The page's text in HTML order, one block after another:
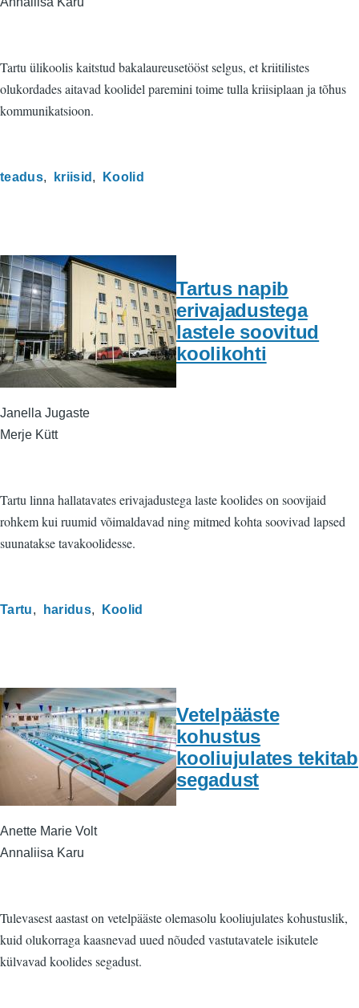
Tartu ülikoolis kaitstud bakalaureusetööst selgus, et kriitilistes
olukordades aitavad koolidel paremini toime tulla kriisiplaan ja tõhus
kommunikatsioon.
teadus kriisid Koolid
Tartus napib
erivajadustega
lastele soovitud
koolikohti
Janella Jugaste
Merje Kütt
Tartu linna hallatavates erivajadustega laste koolides on soovijaid
rohkem kui ruumid võimaldavad ning mitmed kohta soovivad lapsed
suunatakse tavakoolidesse.
Tartu haridus Koolid
Vetelpääste
kohustus
kooliujulates tekitab
segadust
Anette Marie Volt
Annaliisa Karu
Tulevasest aastast on vetelpääste olemasolu kooliujulates kohustuslik,
kuid olukorraga kaasnevad uued nõuded vastutavatele isikutele
külvavad koolides segadust.